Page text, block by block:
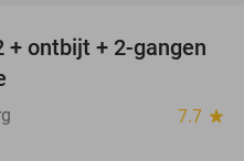
22%
+ ontbijt + 2-gangen
7.7 star